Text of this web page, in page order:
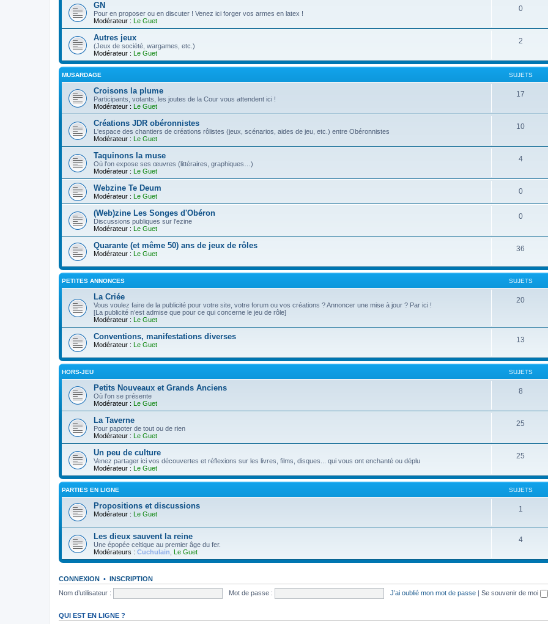
GN
Pour en proposer ou en discuter ! Venez ici forger vos armes en latex !
Modérateur : Le Guet
0
Autres jeux
(Jeux de société, wargames, etc.)
Modérateur : Le Guet
2
MUSARDAGE SUJETS
Croisons la plume
Participants, votants, les joutes de la Cour vous attendent ici !
Modérateur : Le Guet
17
Créations JDR obéronnistes
L'espace des chantiers de créations rôlistes (jeux, scénarios, aides de jeu, etc.) entre Obéronnistes
Modérateur : Le Guet
10
Taquinons la muse
Où l'on expose ses œuvres (littéraires, graphiques…)
Modérateur : Le Guet
4
Webzine Te Deum
Modérateur : Le Guet
0
(Web)zine Les Songes d'Obéron
Discussions publiques sur l'ezine
Modérateur : Le Guet
0
Quarante (et même 50) ans de jeux de rôles
Modérateur : Le Guet
36
PETITES ANNONCES SUJETS
La Criée
Vous voulez faire de la publicité pour votre site, votre forum ou vos créations ? Annoncer une mise à jour ? Par ici !
[La publicité n’est admise que pour ce qui concerne le jeu de rôle]
Modérateur : Le Guet
20
Conventions, manifestations diverses
Modérateur : Le Guet
13
HORS-JEU SUJETS
Petits Nouveaux et Grands Anciens
Où l’on se présente
Modérateur : Le Guet
8
La Taverne
Pour papoter de tout ou de rien
Modérateur : Le Guet
25
Un peu de culture
Venez partager ici vos découvertes et réflexions sur les livres, films, disques... qui vous ont enchanté ou déplu
Modérateur : Le Guet
25
PARTIES EN LIGNE SUJETS
Propositions et discussions
Modérateur : Le Guet
1
Les dieux sauvent la reine
Une épopée celtique au premier âge du fer.
Modérateurs : Cuchulain Le Guet
4
CONNEXION • INSCRIPTION
Nom d’utilisateur :
Mot de passe : J’ai oublié mon mot de passe | Se souvenir de moi
QUI EST EN LIGNE ?